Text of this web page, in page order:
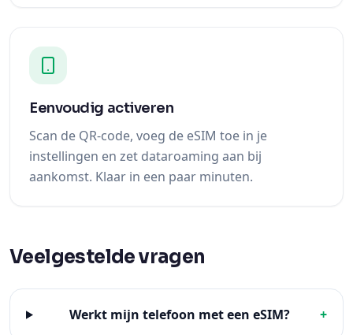
Eenvoudig activeren
Scan de QR-code, voeg de eSIM toe in je
instellingen en zet dataroaming aan bij
aankomst. Klaar in een paar minuten.
Veelgestelde vragen
Werkt mijn telefoon met een eSIM? +